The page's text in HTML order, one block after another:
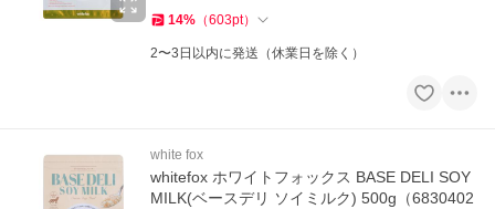
14% （603pt）
2〜3日以内に発送（休業日を除く）
white fox
whitefox ホワイトフォックス BASE DELI SOY
MILK(ベースデリ ソイミルク) 500g（6830402